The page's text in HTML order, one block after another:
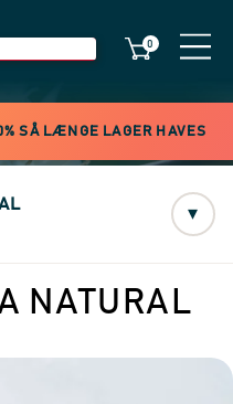
0
SÅ LÆNGE LAGER HAVES
▾
NATURAL